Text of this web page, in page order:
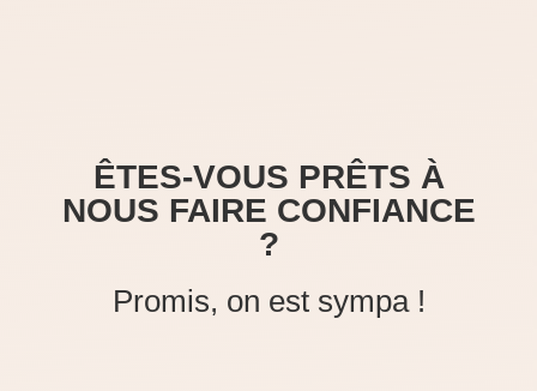
ÊTES-VOUS PRÊTS À
NOUS FAIRE CONFIANCE
?
Promis, on est sympa !